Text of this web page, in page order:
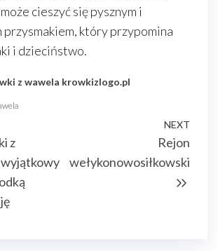
cieszyć się pysznym i
przysmakiem, który przypomina
i dzieciństwo.
z wawela krowkizlogo.pl
z
NEXT
Rejon
wełykonowosiłkowski